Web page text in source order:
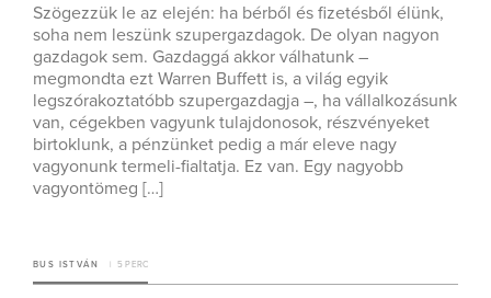
Szögezzük le az elején: ha bérből és fizetésből élünk,
soha nem leszünk szupergazdagok. De olyan nagyon
gazdagok sem. Gazdaggá akkor válhatunk –
megmondta ezt Warren Buffett is, a világ egyik
legszórakoztatóbb szupergazdagja –, ha vállalkozásunk
van, cégekben vagyunk tulajdonosok, részvényeket
birtoklunk, a pénzünket pedig a már eleve nagy
vagyonunk termeli-fialtatja. Ez van. Egy nagyobb
vagyontömeg […]
BUS ISTVÁN 5 PERC